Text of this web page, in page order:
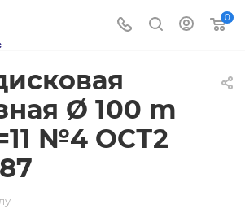
0
Ø 100 m
№4 ОСТ2